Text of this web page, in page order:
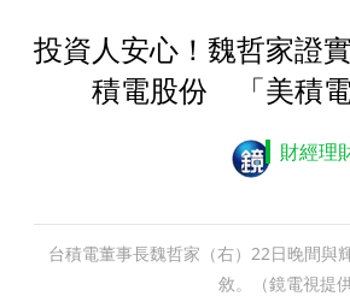
投資人安心！魏哲家證
積電股份 「美積
財經理
台積電董事長魏哲家（右）22日晚間與
敘。（鏡電視提供